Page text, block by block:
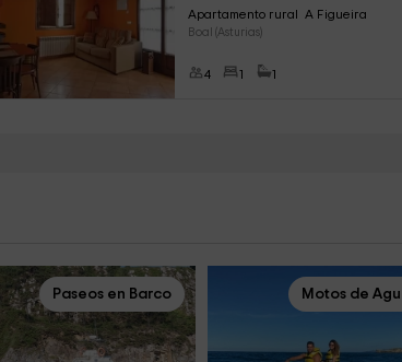
Apartamento rural  A Figueira
Boal (Asturias)
4 1 1
Paseos en Barco Motos de